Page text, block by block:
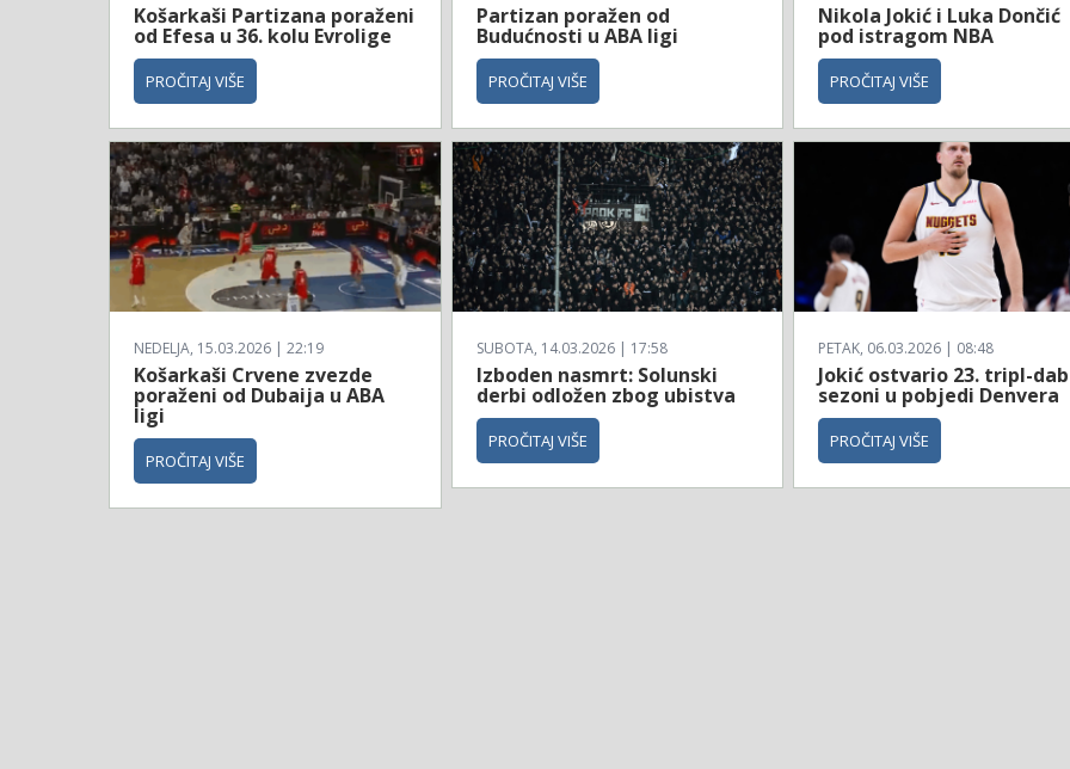
Košarkaši Partizana poraženi
od Efesa u 36. kolu Evrolige
PROČITAJ VIŠE
Partizan poražen od
Budućnosti u ABA ligi
PROČITAJ VIŠE
Nikola Jokić i Luka Dončić
pod istragom NBA
PROČITAJ VIŠE
NEDELJA, 15.03.2026 | 22:19
Košarkaši Crvene zvezde
poraženi od Dubaija u ABA
ligi
PROČITAJ VIŠE
SUBOTA, 14.03.2026 | 17:58
Izboden nasmrt: Solunski
derbi odložen zbog ubistva
PROČITAJ VIŠE
PETAK, 06.03.2026 | 08:48
Jokić ostvario 23. tripl-
sezoni u pobjedi Denvera
PROČITAJ VIŠE